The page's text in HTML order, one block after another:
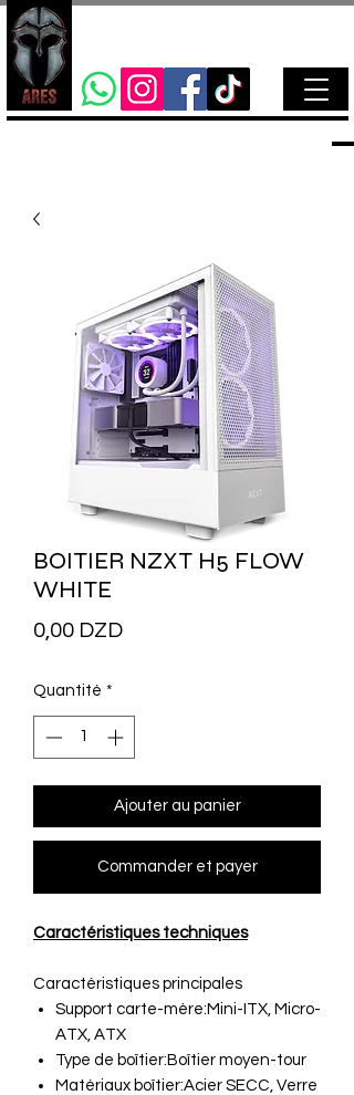
BOITIER NZXT H5 FLOW
WHITE
0,00 DZDPrix
Quantité *
Ajouter au panier
Commander et payer
Caractéristiques techniques
Caractéristiques principales
Support carte-mère:Mini-ITX, Micro-
ATX, ATX
Type de boîtier:Boîtier moyen-tour
Matériaux boîtier:Acier SECC, Verre